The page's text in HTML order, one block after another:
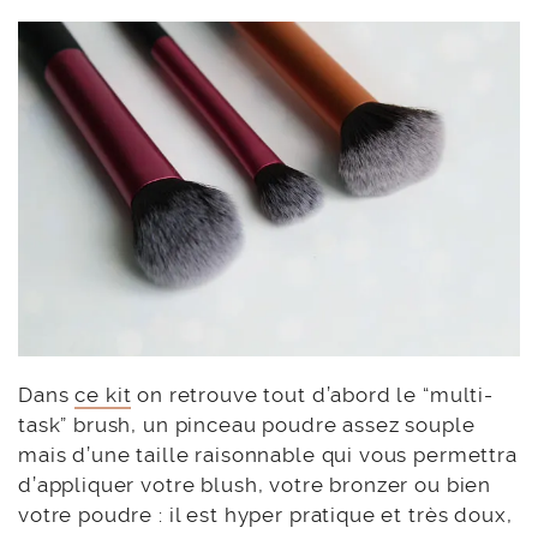
Dansce kit on retrouve tout d’abord le “multi-
task” brush, un pinceau poudre assez souple
mais d’une taille raisonnable qui vous permettra
d’appliquer votre blush, votre bronzer ou bien
votre poudre : il est hyper pratique et très doux,